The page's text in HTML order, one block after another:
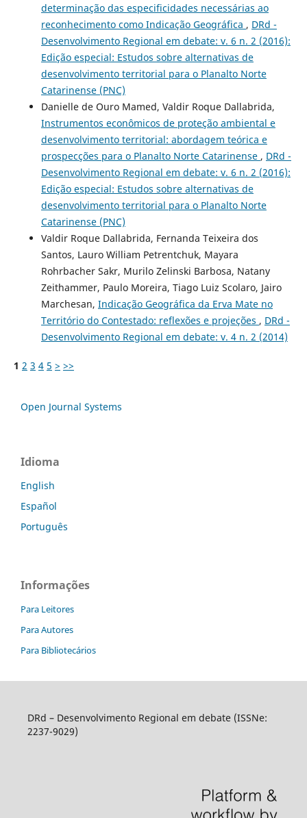
determinação das especificidades necessárias ao
reconhecimento como Indicação Geográfica , DRd -
Desenvolvimento Regional em debate: v. 6 n. 2 (2016):
Edição especial: Estudos sobre alternativas de
desenvolvimento territorial para o Planalto Norte
Catarinense (PNC)
Danielle de Ouro Mamed, Valdir Roque Dallabrida,
Instrumentos econômicos de proteção ambiental e
desenvolvimento territorial: abordagem teórica e
prospecções para o Planalto Norte Catarinense , DRd -
Desenvolvimento Regional em debate: v. 6 n. 2 (2016):
Edição especial: Estudos sobre alternativas de
desenvolvimento territorial para o Planalto Norte
Catarinense (PNC)
Valdir Roque Dallabrida, Fernanda Teixeira dos
Santos, Lauro William Petrentchuk, Mayara
Rohrbacher Sakr, Murilo Zelinski Barbosa, Natany
Zeithammer, Paulo Moreira, Tiago Luiz Scolaro, Jairo
Marchesan, Indicação Geográfica da Erva Mate no
Território do Contestado: reflexões e projeções , DRd -
Desenvolvimento Regional em debate: v. 4 n. 2 (2014)
1 2 3 4 5 > >>
Open Journal Systems
Idioma
English
Español
Português
Informações
Para Leitores
Para Autores
Para Bibliotecários
DRd – Desenvolvimento Regional em debate (ISSNe:
2237-9029)